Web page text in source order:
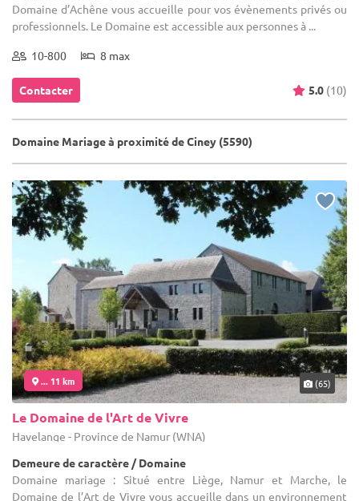
Domaine d’Achêne vous accueille pour vos évènements privés ou
professionnels. Le Domaine est accessible aux personnes à ...
10-800 8 max
Contacter 5.0 (10)
Domaine Mariage à proximité de Ciney (5590)
... 11 km (65)
Le Domaine de l'Art de Vivre
Havelange - Province de Namur (WNA)
Demeure de caractère / Domaine
Domaine mariage : Situé entre Liège, Namur et Marche, le
Domaine de l’Art de Vivre vous accueille dans un environnement